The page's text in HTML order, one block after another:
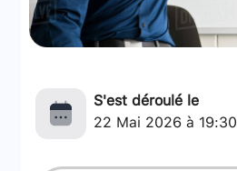
S'est déroulé le
22 Mai 2026 à 19:30